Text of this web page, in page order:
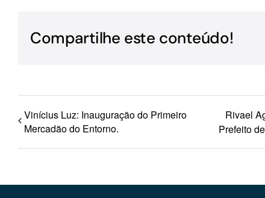
Compartilhe este conteúdo!
Vinícius Luz: Inauguração do Primeiro
Mercadão do Entorno.
Rivael
Prefeito